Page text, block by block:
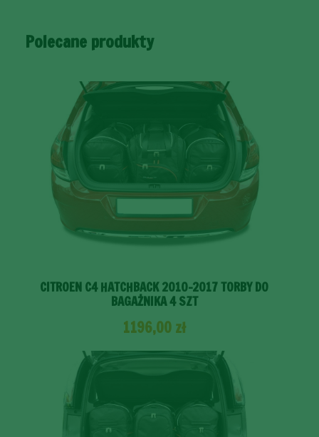
Polecane produkty
CITROEN C4 HATCHBACK 2010-2017 TORBY DO
BAGAŻNIKA 4 SZT
1196,00 zł